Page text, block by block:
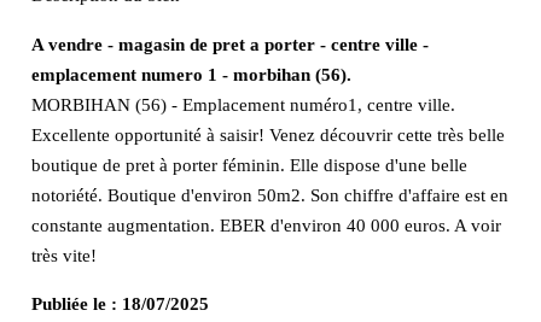
A vendre - magasin de pret a porter - centre ville -
emplacement numero 1 - morbihan (56).
MORBIHAN (56) - Emplacement numéro1, centre ville.
Excellente opportunité à saisir! Venez découvrir cette très belle
boutique de pret à porter féminin. Elle dispose d'une belle
notoriété. Boutique d'environ 50m2. Son chiffre d'affaire est en
constante augmentation. EBER d'environ 40 000 euros. A voir
très vite!
Publiée le : 18/07/2025